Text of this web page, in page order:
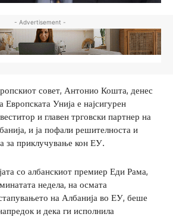
- Advertisement -
совет, Антонио Кошта, денес
Европската Унија е најсигурен
и главен трговски партнер на
и ја пофали решителноста и
за приклучување кон ЕУ.
со албанскиот премиер Еди Рама,
недела, на осмата
на Албанија во ЕУ, беше
и дека ги исполнила